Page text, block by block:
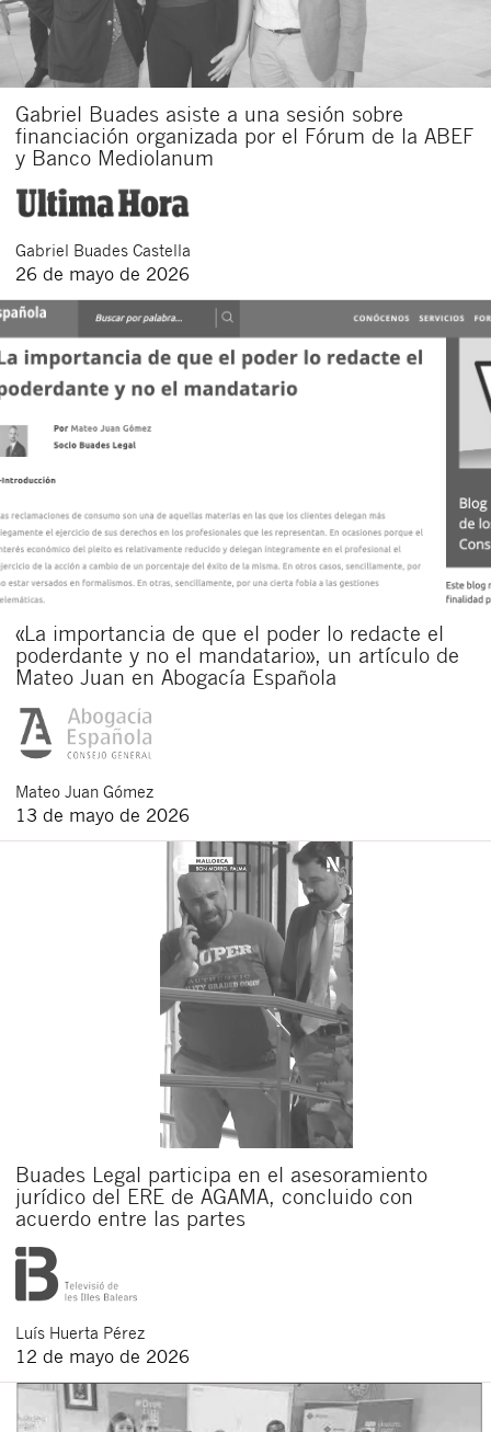
Gabriel Buades asiste a una sesión sobre
financiación organizada por el Fórum de la ABEF
y Banco Mediolanum
Gabriel Buades Castella
26 de mayo de 2026
«La importancia de que el poder lo redacte el
poderdante y no el mandatario», un artículo de
Mateo Juan en Abogacía Española
Mateo Juan Gómez
13 de mayo de 2026
Buades Legal participa en el asesoramiento
jurídico del ERE de AGAMA, concluido con
acuerdo entre las partes
Luís Huerta Pérez
12 de mayo de 2026